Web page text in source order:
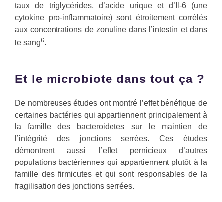
taux de triglycérides, d’acide urique et d’Il-6 (une
cytokine pro-inflammatoire) sont étroitement corrélés
aux concentrations de zonuline dans l’intestin et dans
le sang6.
Et le microbiote dans tout ça ?
De nombreuses études ont montré l’effet bénéfique de
certaines bactéries qui appartiennent principalement à
la famille des bacteroidetes sur le maintien de
l’intégrité des jonctions serrées. Ces études
démontrent aussi l’effet pernicieux d’autres
populations bactériennes qui appartiennent plutôt à la
famille des firmicutes et qui sont responsables de la
fragilisation des jonctions serrées.